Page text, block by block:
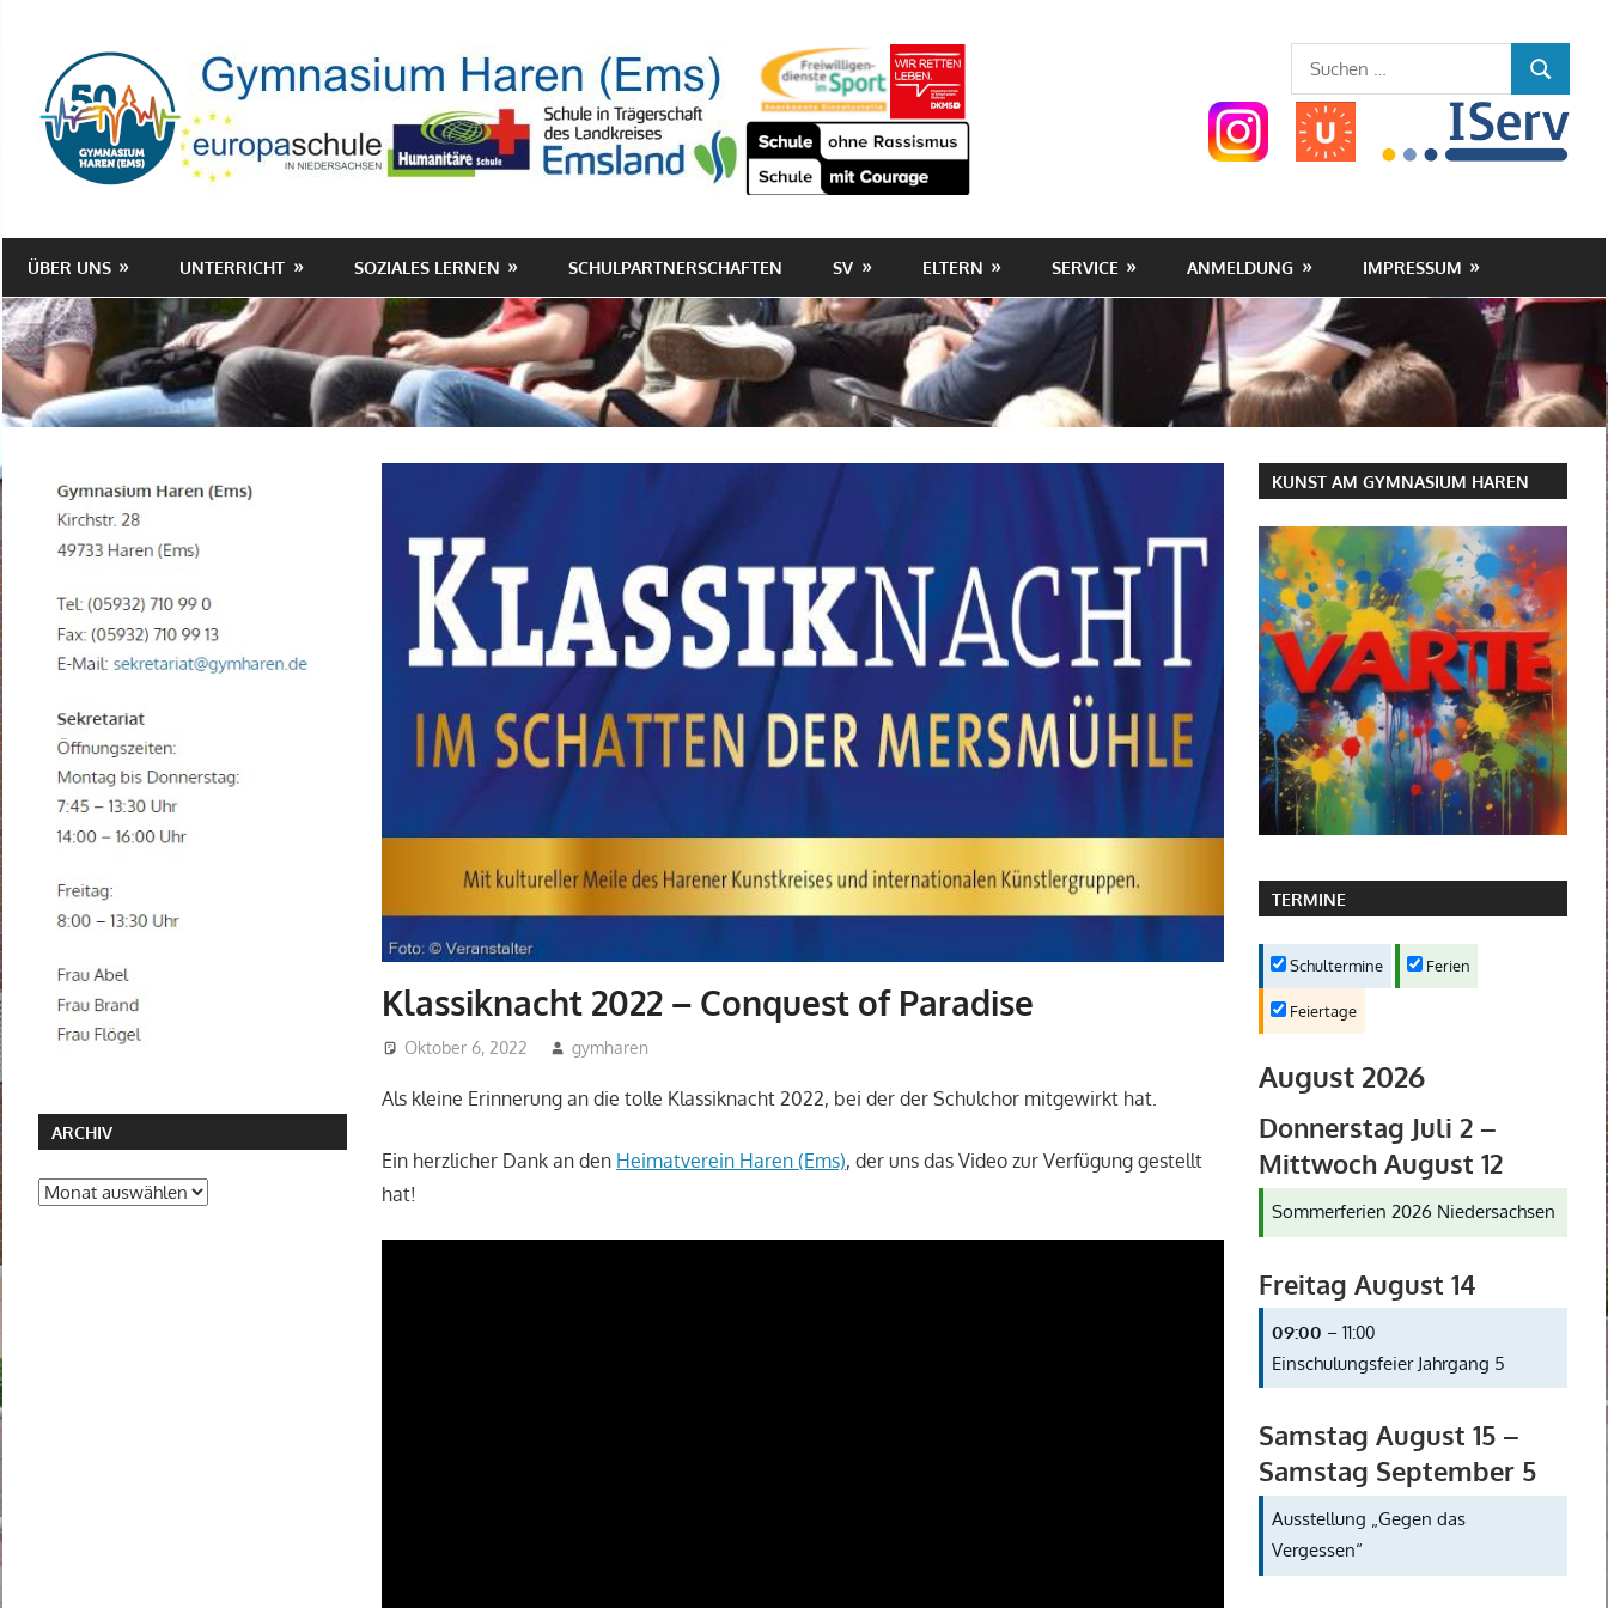
springen
Gymnasium
Haren
(Ems)
Suchen
nach:
SUCHEN
ÜBER UNS UNTERRICHT SOZIALES LERNEN SCHULPARTNERSCHAFTEN SV ELTERN SERVICE ANMELDUNG IMPRESSUM
Klassiknacht 2022 – Conquest of Paradise
Oktober 6, 2022 gymharen
Als kleine Erinnerung an die tolle Klassiknacht 2022, bei der der Schulchor mitgewirkt hat.
Ein herzlicher Dank an den Heimatverein Haren (Ems), der uns das Video zur Verfügung gestellt
hat!
ARCHIV
Archiv
KUNST AM GYMNASIUM HAREN
TERMINE
Schultermine Ferien
Feiertage
August 2026
Donnerstag Juli 2–
Mittwoch August 12
Sommerferien 2026 Niedersachsen
Freitag August 14
09:00 – 11:00
Einschulungsfeier Jahrgang 5
Samstag August 15–
Samstag September 5
Ausstellung „Gegen das
Vergessen“